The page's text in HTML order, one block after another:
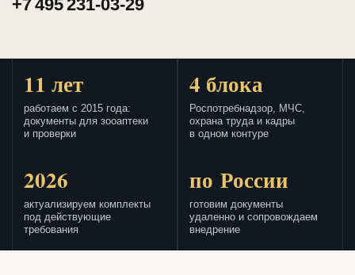
+7 495 231-03-29
11 лет
работаем с 2015 года:
документы для зооаптеки
и проверки
4 блока
Роспотребнадзор, МЧС,
охрана труда и кадры
в одном контуре
2026
актуализируем комплекты
под действующие
требования
по России
готовим документы
удаленно и сопровождаем
внедрение